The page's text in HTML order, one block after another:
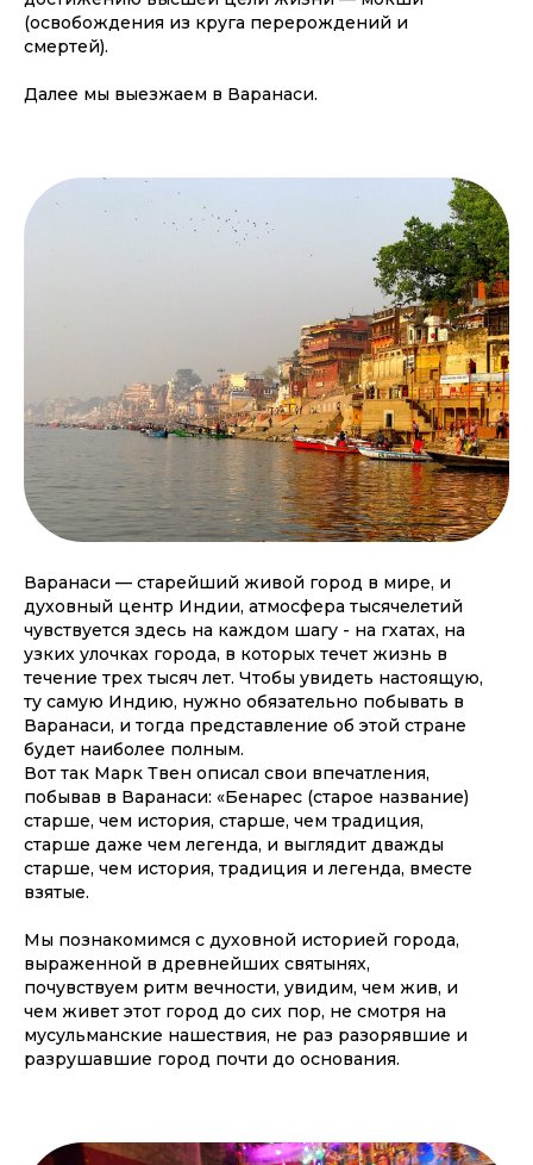
(освобождения из круга перерождений и
смертей).
Далее мы выезжаем в Варанаси.
Варанаси — старейший живой город в мире, и
духовный центр Индии, атмосфера тысячелетий
чувствуется здесь на каждом шагу - на гхатах, на
узких улочках города, в которых течет жизнь в
течение трех тысяч лет. Чтобы увидеть настоящую,
ту самую Индию, нужно обязательно побывать в
Варанаси, и тогда представление об этой стране
будет наиболее полным.
Вот так Марк Твен описал свои впечатления,
побывав в Варанаси: «Бенарес (старое название)
старше, чем история, старше, чем традиция,
старше даже чем легенда, и выглядит дважды
старше, чем история, традиция и легенда, вместе
взятые.
Мы познакомимся с духовной историей города,
выраженной в древнейших святынях,
почувствуем ритм вечности, увидим, чем жив, и
чем живет этот город до сих пор, не смотря на
мусульманские нашествия, не раз разорявшие и
разрушавшие город почти до основания.